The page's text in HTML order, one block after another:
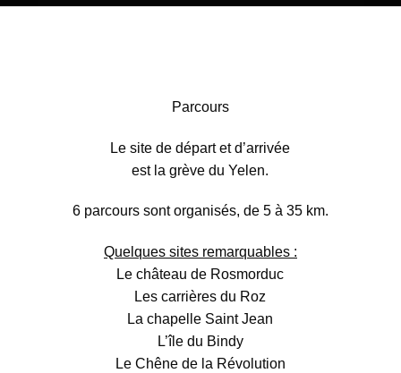
Parcours
Le site de départ et d’arrivée
est la grève du Yelen.
6 parcours sont organisés, de 5 à 35 km.
Quelques sites remarquables :
Le château de Rosmorduc
Les carrières du Roz
La chapelle Saint Jean
L’île du Bindy
Le Chêne de la Révolution